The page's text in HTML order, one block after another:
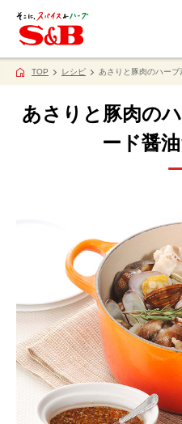
TOP レシピ あさりと豚肉のハーブ
あさりと豚肉の
ード醤